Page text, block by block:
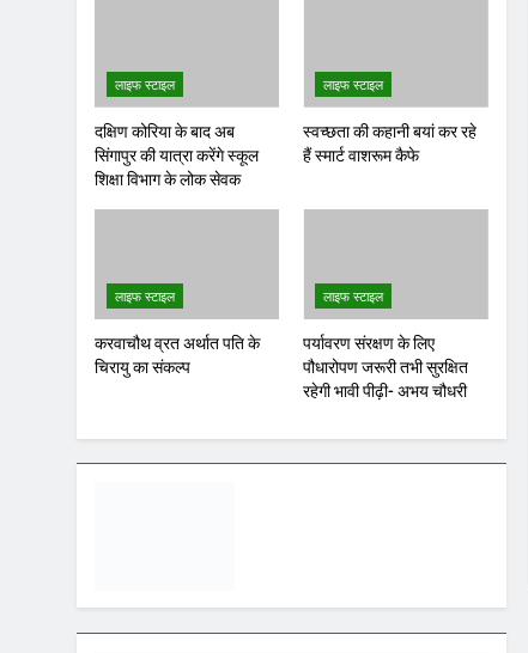
शिक्षा विभाग के लोक सेवक
रहेगी भावी पीढ़ी- अभय चौधरी